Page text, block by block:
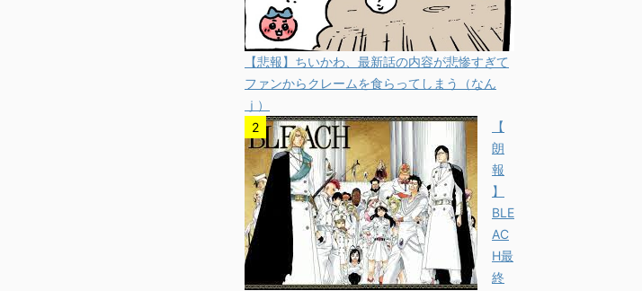
【悲報】ちいかわ、最新話の内容が悲惨すぎて
ファンからクレームを食らってしまう（なん
ｊ）
【
朗
報
】
BLE
AC
H最
終